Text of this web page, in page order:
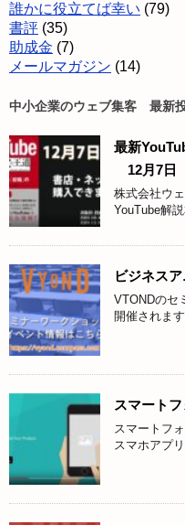
誰かに役立てば幸い (79)
書評 (35)
助成金 (7)
メールマガジン (14)
中小企業のウェブ集客 最新
最新
12月7日
株式会社ウ
YouTube解
ビジネス
VTONDの
開催されま
スマート
スマートフ
スマホアプ